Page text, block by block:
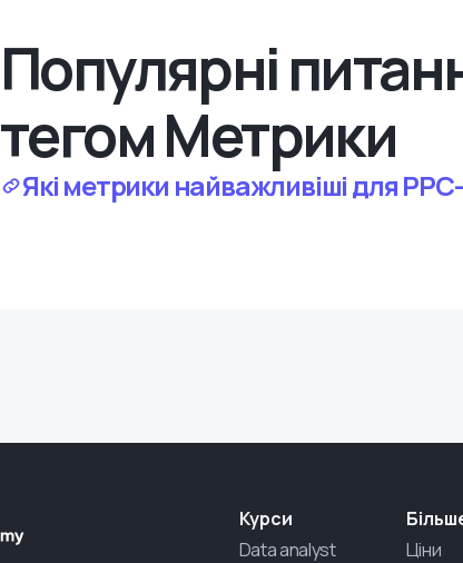
Популярні
тегом Метрики
Які метрики найважливіші для
Курси
Data analyst
Ціни